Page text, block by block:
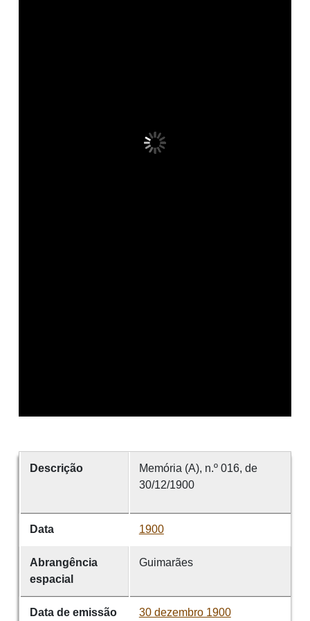
Descrição
Memória (A), n.º 016, de
30/12/1900
Data 1900
Abrangência
espacial
Guimarães
Data de emissão 30 dezembro 1900